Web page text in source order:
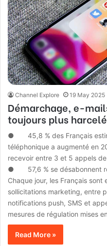
Channel Explore 19 May 2025
Démarchage, e-
toujours plus
● 45,8 % des Français
téléphonique a augmenté
recevoir entre 3 et 5 appels
● 57,6 % se désabonnent
Chaque jour, les Français
sollicitations marketing, entre
notifications push, SMS et
mesures de régulation mises
Read More »